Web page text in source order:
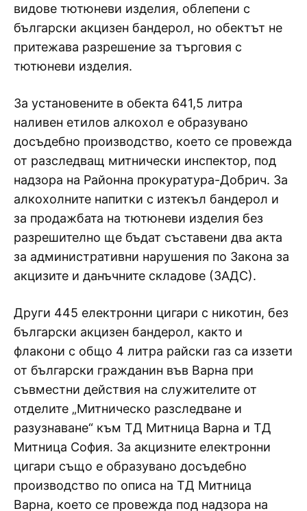
видове тютюневи изделия, облепени с
български акцизен бандерол, но обектът не
притежава разрешение за търговия с
тютюневи изделия.
За установените в обекта 641,5 литра
наливен етилов алкохол е образувано
досъдебно производство, което се провежда
от разследващ митнически инспектор, под
надзора на Районна прокуратура-Добрич. За
алкохолните напитки с изтекъл бандерол и
за продажбата на тютюневи изделия без
разрешително ще бъдат съставени два акта
за административни нарушения по Закона за
акцизите и данъчните складове (ЗАДС).
Други 445 електронни цигари с никотин, без
български акцизен бандерол, както и
флакони с общо 4 литра райски газ са иззети
от български гражданин във Варна при
съвместни действия на служителите от
отделите „Митническо разследване и
разузнаване“ към ТД Митница Варна и ТД
Митница София. За акцизните електронни
цигари също е образувано досъдебно
производство по описа на ТД Митница
Варна, което се провежда под надзора на